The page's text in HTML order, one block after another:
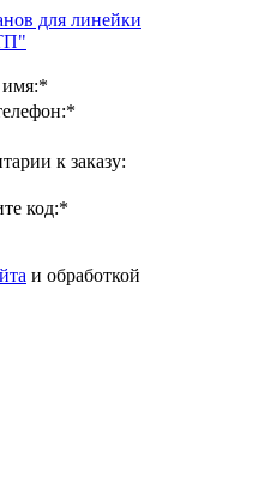
для линейки
*
*
к заказу:
код:*
и обработкой